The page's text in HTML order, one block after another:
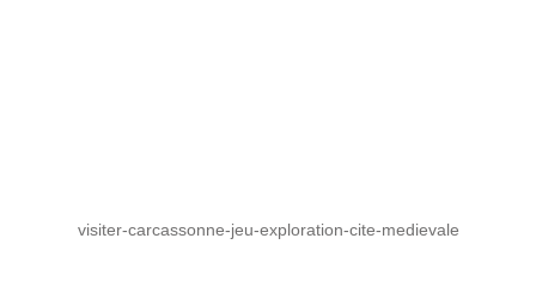
visiter-carcassonne-jeu-exploration-cite-medievale